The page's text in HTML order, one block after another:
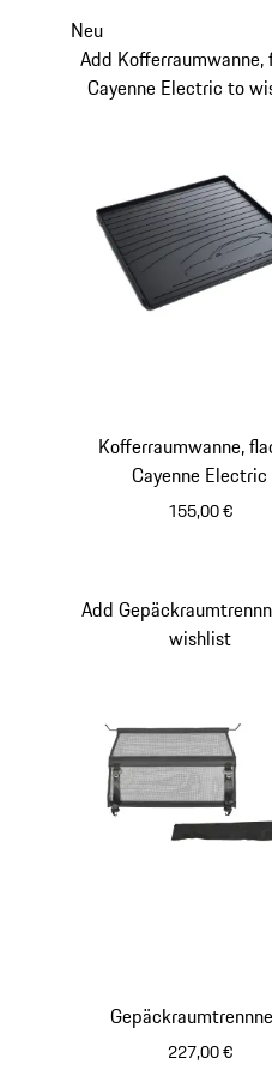
Kofferraumwanne,
Cayenne Electric
155,00 €
Neu
Add Kofferraumwanne,
Cayenne Electric to
227,00 €
Add
wishlist